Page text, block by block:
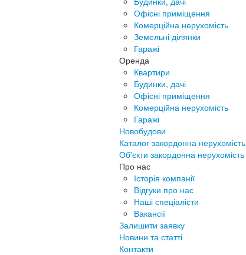
Офісні приміщення
Комерційна нерухомість
Земельні ділянки
Гаражі
Оренда
Квартири
Будинки, дачі
Офісні приміщення
Комерційна нерухомість
Гаражі
Новобудови
Каталог закордонна нерухомість
Об'єкти закордонна нерухомість
Про нас
Історія компанії
Відгуки про нас
Наші спеціалісти
Вакансії
Залишити заявку
Новини та статті
Контакти